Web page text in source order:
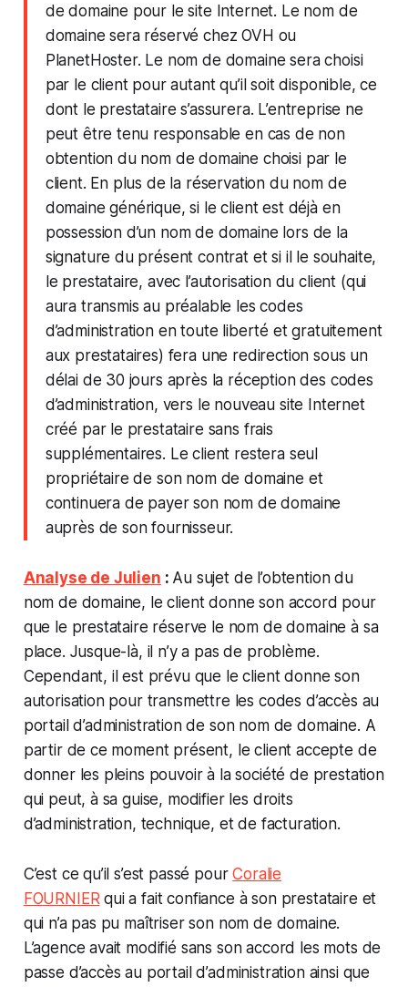
de domaine pour le site Internet. Le nom de
domaine sera réservé chez OVH ou
PlanetHoster. Le nom de domaine sera choisi
par le client pour autant qu’il soit disponible, ce
dont le prestataire s’assurera. L’entreprise ne
peut être tenu responsable en cas de non
obtention du nom de domaine choisi par le
client. En plus de la réservation du nom de
domaine générique, si le client est déjà en
possession d’un nom de domaine lors de la
signature du présent contrat et si il le souhaite,
le prestataire, avec l’autorisation du client (qui
aura transmis au préalable les codes
d’administration en toute liberté et gratuitement
aux prestataires) fera une redirection sous un
délai de 30 jours après la réception des codes
d’administration, vers le nouveau site Internet
créé par le prestataire sans frais
supplémentaires. Le client restera seul
propriétaire de son nom de domaine et
continuera de payer son nom de domaine
auprès de son fournisseur.
Analyse de Julien : Au sujet de l’obtention du
nom de domaine, le client donne son accord pour
que le prestataire réserve le nom de domaine à sa
place. Jusque-là, il n’y a pas de problème.
Cependant, il est prévu que le client donne son
autorisation pour transmettre les codes d’accès au
portail d’administration de son nom de domaine. A
partir de ce moment présent, le client accepte de
donner les pleins pouvoir à la société de prestation
qui peut, à sa guise, modifier les droits
d’administration, technique, et de facturation.
C’est ce qu’il s’est passé pourCoralie
FOURNIER qui a fait confiance à son prestataire et
qui n’a pas pu maîtriser son nom de domaine.
L’agence avait modifié sans son accord les mots de
passe d’accès au portail d’administration ainsi que